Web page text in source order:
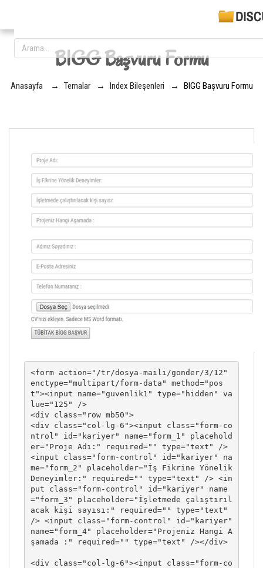
BIGG Başvuru Formu
Anasayfa → Temalar → Index Bileşenleri → BIGG Başvuru Formu
<form action="/tr/dosya-maili/gonder/3/12"
enctype="multipart/form-data" method="pos
t"><input name="guvenlik1" type="hidden" va
lue="125" />
<div class="row mb50">
<div class="col-lg-6"><input class="form-co
ntrol" id="kariyer" name="form_1" placehold
er="Proje Adı:" required="" type="text" />
<input class="form-control" id="kariyer" na
me="form_2" placeholder="İş Fikrine Yönelik
Deneyimler:" required="" type="text" /> <in
put class="form-control" id="kariyer" name
="form_3" placeholder="İşletmede çalıştırıl
acak kişi sayısı:" required="" type="text"
/> <input class="form-control" id="kariyer"
name="form_4" placeholder="Projeniz Hangi A
şamada :" required="" type="text" /></div>
<div class="col-lg-6"><input class="form-co